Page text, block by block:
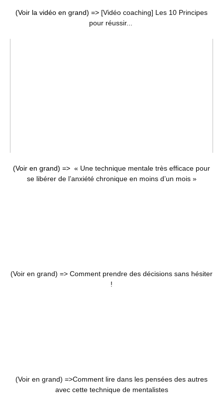
(Voir la vidéo en grand) => [Vidéo coaching] Les 10 Principes
pour réussir...
(Voir en grand) => « Une technique mentale très efficace pour
se libérer de l’anxiété chronique en moins d’un mois »
(Voir en grand) => Comment prendre des décisions sans hésiter
!
(Voir en grand) =>Comment lire dans les pensées des autres
avec cette technique de mentalistes